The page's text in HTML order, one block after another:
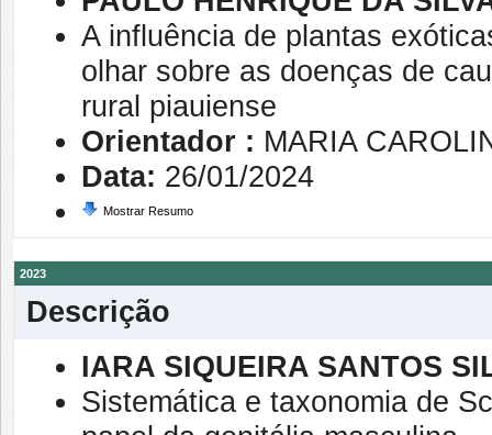
A influência de plantas
olhar sobre as doenças de
rural piauiense
Orientador : MARIA
Data: 26/01/2024
Mostrar Resumo
2023
Descrição
IARA SIQUEIRA SANTOS
Sistemática e taxonomia de